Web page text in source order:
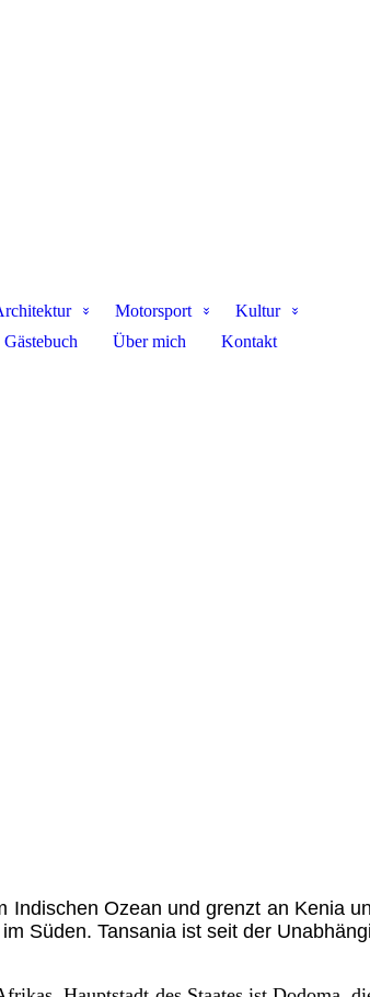
Motorsport
Kultur
Gästebuch Über mich Kontakt
Ozean und grenzt an Kenia
Süden. Tansania ist seit der